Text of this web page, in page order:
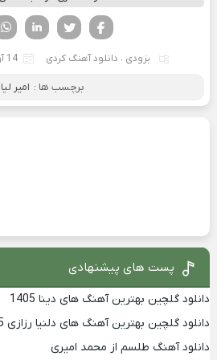
تویتر
فیسوک
بزودی ، دانلود آهنگ کردی 14 آوریل 2025
برچسب ها : امیر
پست های پیشنهادی
دانلود گلچین بهترین آهنگ های دینا 1405
دانلود گلچین بهترین آهنگ های دلنیا رزازی 1405
دانلود آهنگ طلسم از محمد امیری